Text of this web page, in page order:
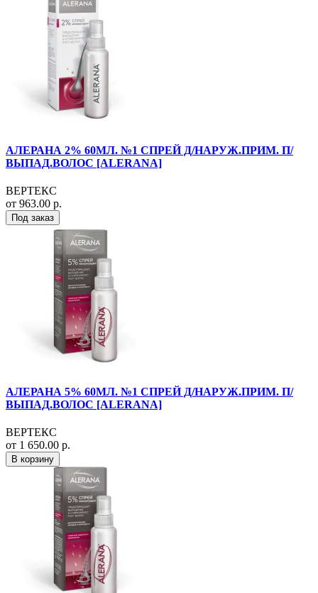
АЛЕРАНА 2% 60МЛ. №1 СПРЕЙ Д/НАРУЖ.ПРИМ. П/
ВЫПАД.ВОЛОС [ALERANA]
ВЕРТЕКС
от 963.00 р.
Под заказ
АЛЕРАНА 5% 60МЛ. №1 СПРЕЙ Д/НАРУЖ.ПРИМ. П/
ВЫПАД.ВОЛОС [ALERANA]
ВЕРТЕКС
от 1 650.00 р.
В корзину